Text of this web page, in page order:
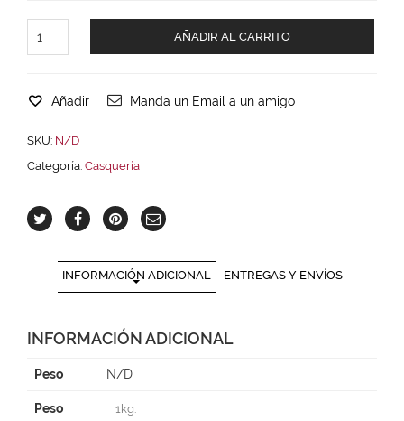
AÑADIR AL CARRITO
Añadir Manda un Email a un amigo
SKU: N/D
Categoría: Casquería
INFORMACIÓN ADICIONAL ENTREGAS Y ENVÍOS
INFORMACIÓN ADICIONAL
Peso N/D
Peso 1kg.